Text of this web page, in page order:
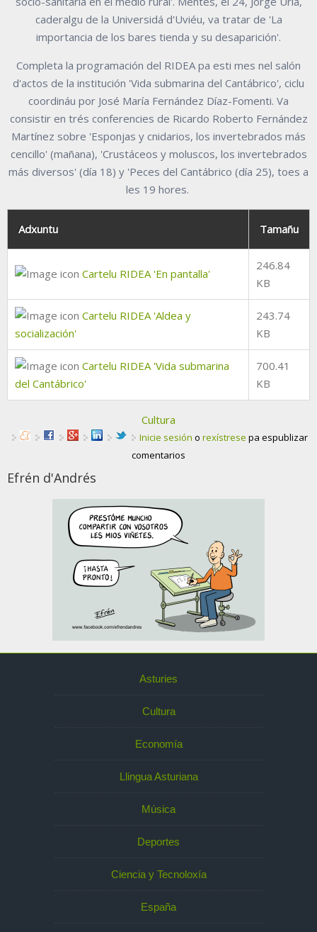
caderalgu de la Universidá d'Uviéu, va tratar de 'La
importancia de los bares tienda y su desaparición'.
Completa la programación del RIDEA pa esti mes nel salón
d'actos de la institución 'Vida submarina del Cantábrico', ciclu
coordináu por José María Fernández Díaz-Fomenti. Va
consistir en trés conferencies de Ricardo Roberto Fernández
Martínez sobre 'Esponjas y cnidarios, los invertebrados más
cencillo' (mañana), 'Crustáceos y moluscos, los invertebrados
más diversos' (día 18) y 'Peces del Cantábrico (día 25), toes a
les 19 hores.
Adxuntu Tamañu
Cartelu RIDEA 'En pantalla'
246.84
KB
Cartelu RIDEA 'Aldea y
socialización'
243.74
KB
Cartelu RIDEA 'Vida submarina
del Cantábrico'
700.41
KB
Cultura
Inicie sesión o rexístrese pa espublizar
comentarios
Efrén d'Andrés
Asturies
Cultura
Economía
Llingua Asturiana
Música
Deportes
Ciencia y Tecnoloxía
España